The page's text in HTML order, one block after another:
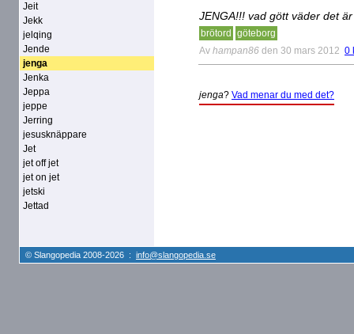
Jeit
Jekk
jelqing
Jende
jenga
Jenka
Jeppa
jeppe
Jerring
jesusknäppare
Jet
jet off jet
jet on jet
jetski
Jettad
JENGA!!! vad gött väder det
brötord
göteborg
Av hampan86 den 30 mars 2012 0
jenga? Vad menar du med det?
© Slangopedia 2008-2026 : info@slangopedia.se